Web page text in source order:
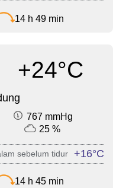
14 h 49 min
+24°C
767 mmHg
25 %
sebelum tidur +16°C
14 h 45 min